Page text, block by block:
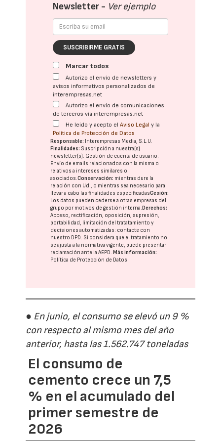
Newsletter - Ver ejemplo
SUSCRIBIRME GRATIS
Marcar todos
Autorizo el envío de newsletters y
avisos informativos personalizados de
interempresas.net
Autorizo el envío de comunicaciones
de terceros vía interempresas.net
He leído y acepto elAviso Legal y la
Política de Protección de Datos
Responsable: Interempresas Media, S.L.U.
Finalidades: Suscripción a nuestra(s)
newsletter(s). Gestión de cuenta de usuario.
Envío de emails relacionados con la misma o
relativos a intereses similares o
asociados.Conservación: mientras dure la
relación con Ud., o mientras sea necesario para
llevar a cabo las finalidades especificadasCesión:
Los datos pueden cederse a otras empresas del
grupo por motivos de gestión interna.Derechos:
Acceso, rectificación, oposición, supresión,
portabilidad, limitación del tratatamiento y
decisiones automatizadas: contacte con
nuestro DPD . Si considera que el tratamiento no
se ajusta a la normativa vigente, puede presentar
reclamación ante laAEPD .Más información:
Política de Protección de Datos
● En junio, el consumo se elevó un 9 %
con respecto al mismo mes del año
anterior, hasta las 1.562.747 toneladas
El consumo de
cemento crece un 7,5
% en el acumulado del
primer semestre de
2026